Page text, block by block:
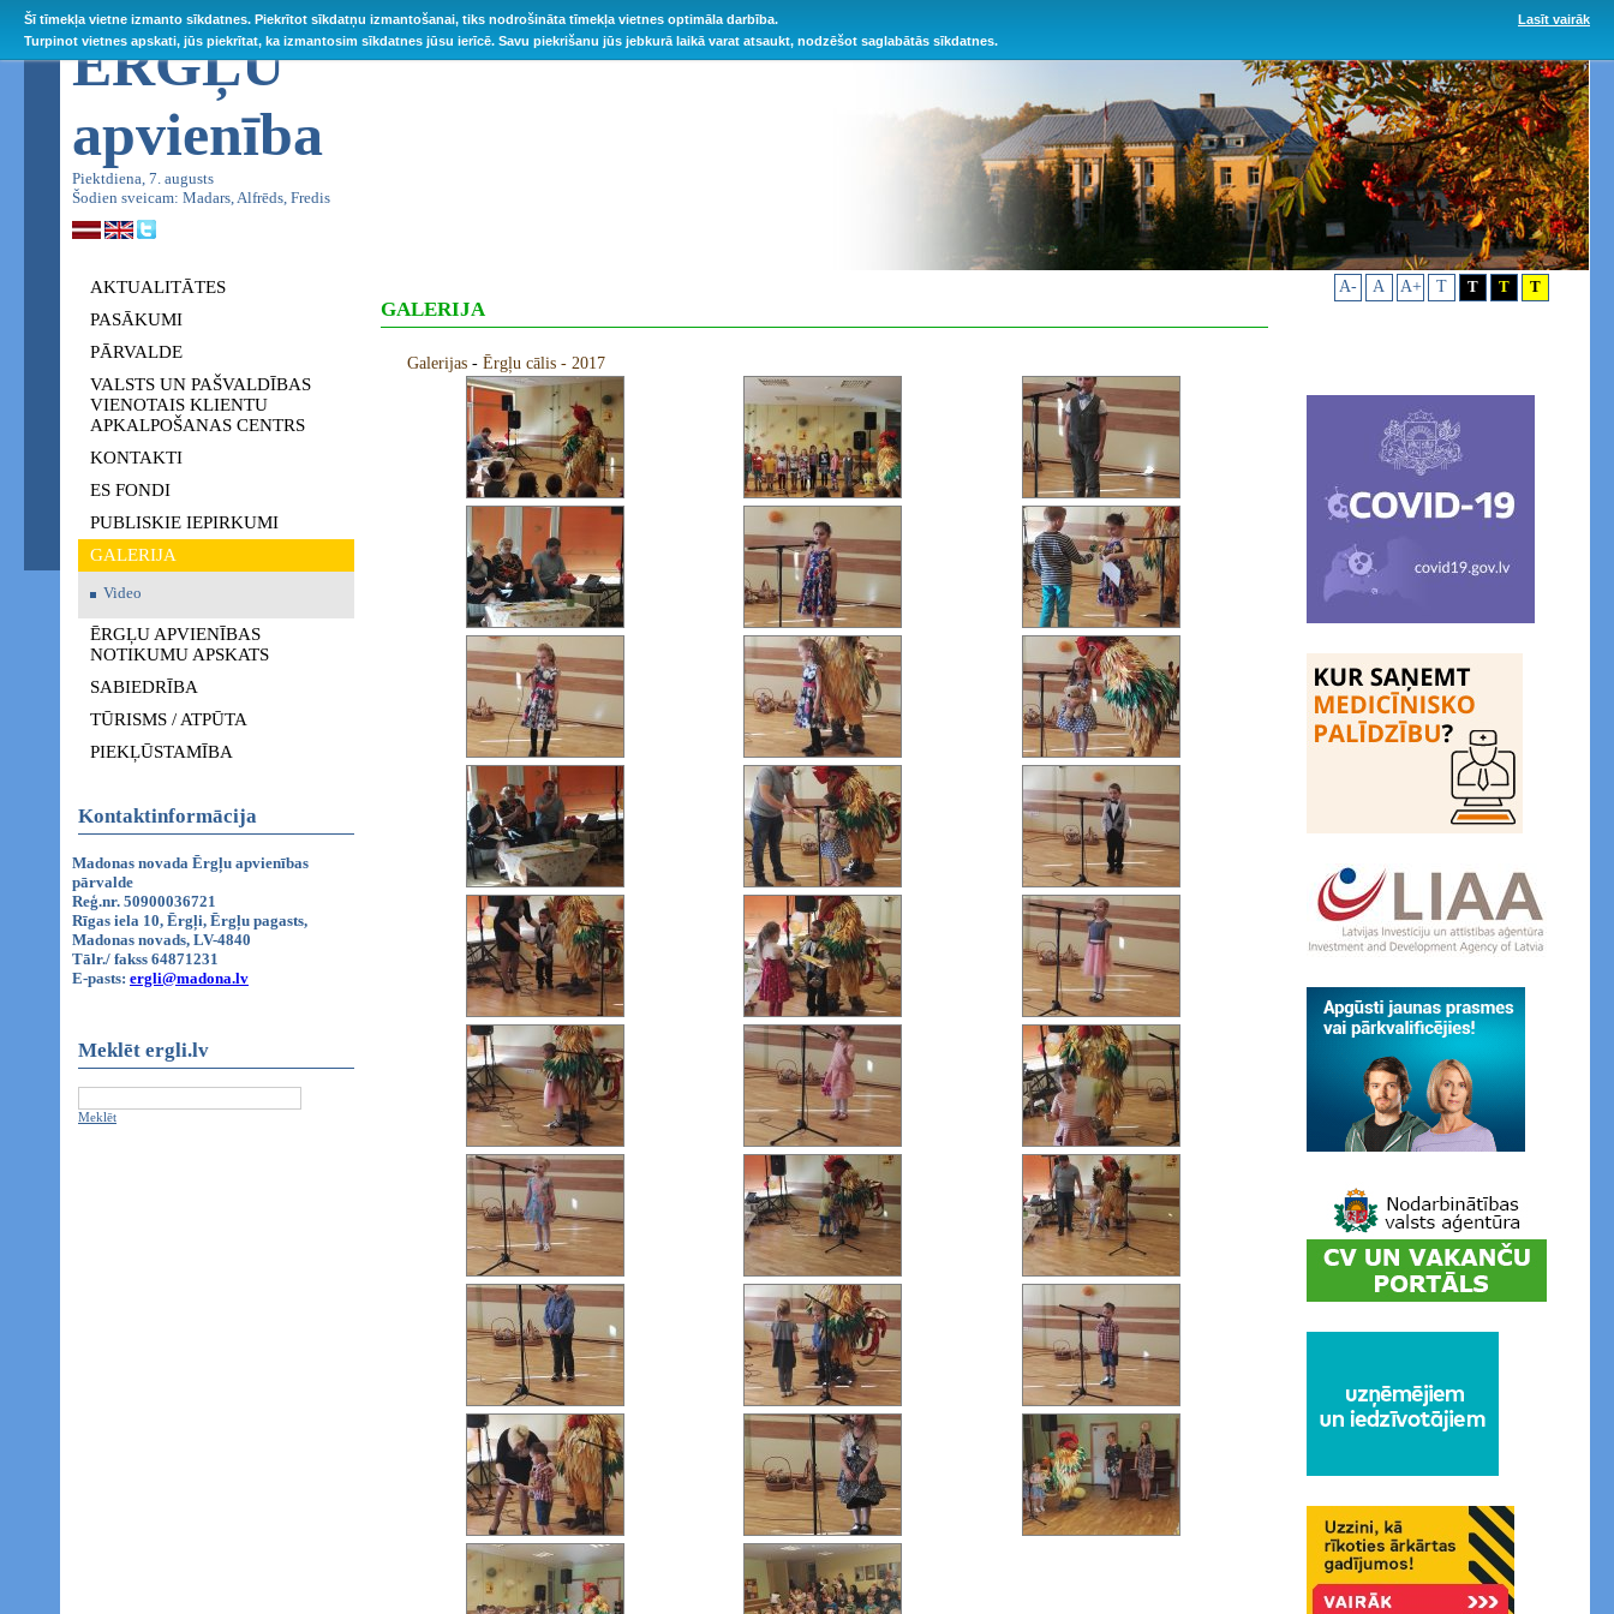
Šī tīmekļa vietne izmanto sīkdatnes. Piekrītot sīkdatņu izmantošanai, tiks nodrošināta tīmekļa vietnes optimāla darbība.
Turpinot vietnes apskati, jūs piekrītat, ka izmantosim sīkdatnes jūsu ierīcē. Savu piekrišanu jūs jebkurā laikā varat atsaukt, nodzēšot saglabātās sīkdatnes.
Lasīt vairāk
ĒRGĻU
apvienība
Piektdiena, 7. augusts
Šodien sveicam: Madars, Alfrēds, Fredis
AKTUALITĀTES
PASĀKUMI
PĀRVALDE
VALSTS UN PAŠVALDĪBAS
VIENOTAIS KLIENTU
APKALPOŠANAS CENTRS
KONTAKTI
ES FONDI
PUBLISKIE IEPIRKUMI
GALERIJA
Video
ĒRGĻU APVIENĪBAS
NOTIKUMU APSKATS
SABIEDRĪBA
TŪRISMS / ATPŪTA
PIEKĻŪSTAMĪBA
Kontaktinformācija
Madonas novada Ērgļu apvienības
pārvalde
Reģ.nr. 50900036721
Rīgas iela 10, Ērgļi, Ērgļu pagasts,
Madonas novads, LV-4840
Tālr./ fakss 64871231
E-pasts: ergli@madona.lv
Meklēt ergli.lv
Meklēt
GALERIJA
Galerijas - Ērgļu cālis - 2017
A- A A+ T T T T